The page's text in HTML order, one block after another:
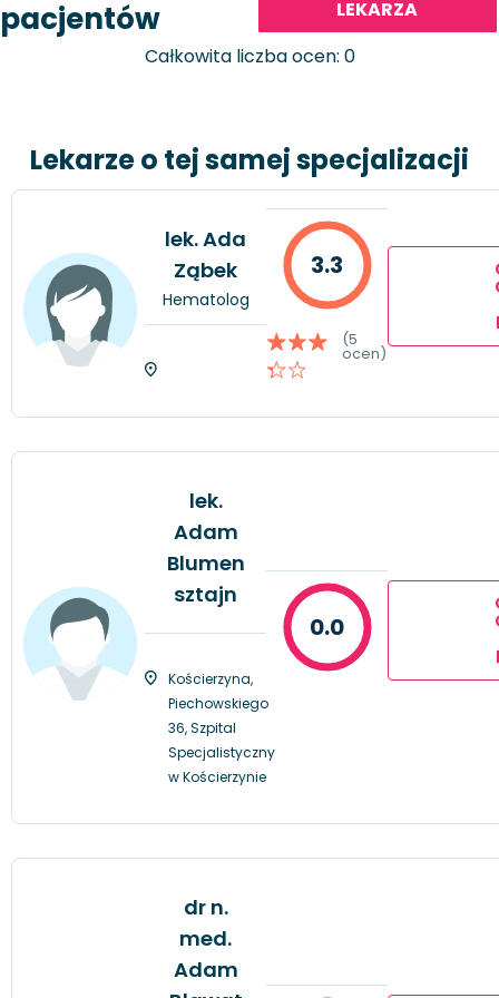
pacjentów
LEKARZA
Całkowita liczba ocen: 0
Lekarze o tej samej specjalizacji
lek. Ada
Ząbek
Hematolog
3.3
(5
ocen)
lek.
Adam
Blumen
sztajn
Kościerzyna,
Piechowskiego
36, Szpital
Specjalistyczny
w Kościerzynie
0.0
dr n.
med.
Adam